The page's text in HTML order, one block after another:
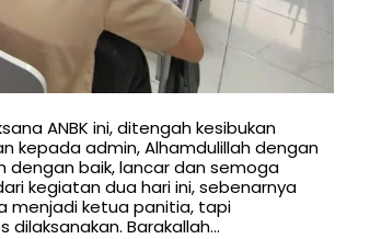
ANBK ini, ditengah kesibukan
kepada admin, Alhamdulillah dengan
dengan baik, lancar dan semoga
kegiatan dua hari ini, sebenarnya
menjadi ketua panitia, tapi
Barakallah…